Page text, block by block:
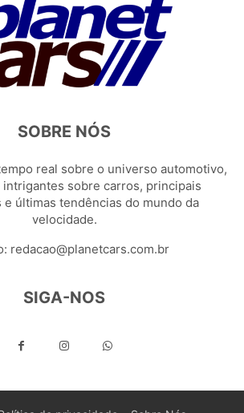
SOBRE NÓS
real sobre o universo automotivo,
sobre carros, principais
e últimas tendências do mundo da
velocidade.
redacao@planetcars.com.br
SIGA-NOS